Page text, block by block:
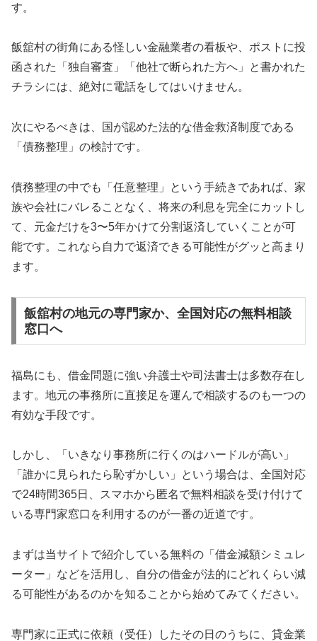
す。
飯舘村の街角にある怪しい金融業者の看板や、ポストに投
函された「独自審査」「他社で断られた方へ」と書かれた
チラシには、絶対に電話をしてはいけません。
次にやるべきは、国が認めた法的な借金救済制度である
「債務整理」の検討です。
債務整理の中でも「任意整理」という手続きであれば、家
族や会社にバレることなく、将来の利息を完全にカットし
て、元金だけを3〜5年かけて分割返済していくことが可
能です。これなら自力で返済できる可能性がグッと高まり
ます。
飯舘村の地元の専門家か、全国対応の無料相談
窓口へ
福島にも、借金問題に強い弁護士や司法書士は多数存在し
ます。地元の事務所に直接足を運んで相談するのも一つの
有効な手段です。
しかし、「いきなり事務所に行くのはハードルが高い」
「誰かに見られたら恥ずかしい」という場合は、全国対応
で24時間365日、スマホから匿名で無料相談を受け付けて
いる専門家窓口を利用するのが一番の近道です。
まずは当サイトで紹介している無料の「借金減額シミュレ
ーター」などを活用し、自分の借金が法的にどれくらい減
る可能性があるのかを知ることから始めてみてください。
専門家に正式に依頼（受任）したその日のうちに、貸金業